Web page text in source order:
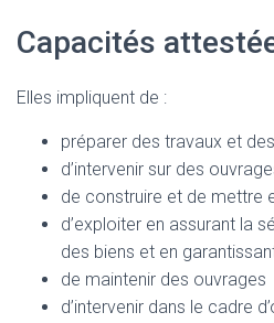
Capacités
Elles impliquent de :
préparer des travaux et
d’intervenir sur des
de construire et de mettre
d’exploiter en assurant la
des biens et en
de maintenir des ouvrages
d’intervenir dans le cadre